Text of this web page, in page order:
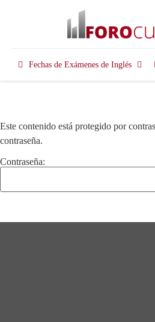
Fechas de Exámenes de Inglés
Este contenido está protegido por
contraseña.
Contraseña: